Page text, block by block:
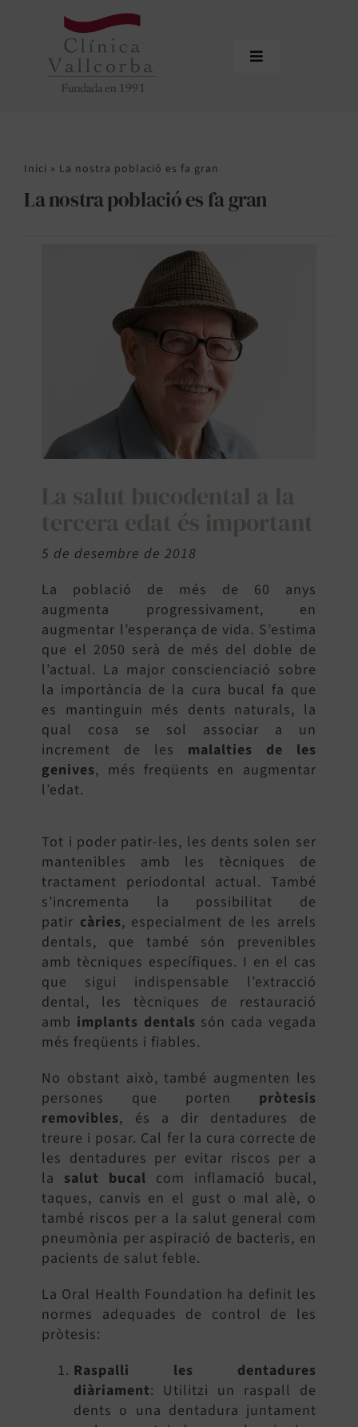
Toggle
Equip professional
Actualitat
Sol·licitar cita
Àrea de profesionals
Inici » La nostra població es fa gran
La nostra població es fa gran
La salut bucodental a la
tercera edat és important
5 de desembre de 2018
La població de més de 60 anys
augmenta progressivament, en
augmentar l’esperança de vida. S’estima
que el 2050 serà de més del doble de
l’actual. La major conscienciació sobre
la importància de la cura bucal fa que
es mantinguin més dents naturals, la
qual cosa se sol associar a un
increment de les malalties de les
genives, més freqüents en augmentar
l’edat.
Tot i poder patir-les, les dents solen ser
mantenibles amb les tècniques de
tractament periodontal actual. També
s’incrementa la possibilitat de
patir càries, especialment de les arrels
dentals, que també són prevenibles
amb tècniques específiques. I en el cas
que sigui indispensable l’extracció
dental, les tècniques de restauració
amb implants dentals són cada vegada
més freqüents i fiables.
No obstant això, també augmenten les
persones que porten pròtesis
removibles, és a dir dentadures de
treure i posar. Cal fer la cura correcte de
les dentadures per evitar riscos per a
la salut bucal com inflamació bucal,
taques, canvis en el gust o mal alè, o
també riscos per a la salut general com
pneumònia per aspiració de bacteris, en
pacients de salut feble.
La Oral Health Foundation ha definit les
normes adequades de control de les
pròtesis:
Raspalli les dentadures
diàriament: Utilitzi un raspall de
dents o una dentadura juntament